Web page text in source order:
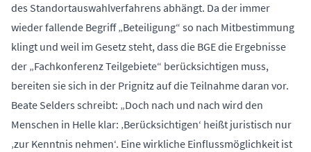
des Standortauswahlverfahrens abhängt. Da der immer
wieder fallende Begriff „Beteiligung“ so nach Mitbestimmung
klingt und weil im Gesetz steht, dass die BGE die Ergebnisse
der „Fachkonferenz Teilgebiete“ berücksichtigen muss,
bereiten sie sich in der Prignitz auf die Teilnahme daran vor.
Beate Selders schreibt: „Doch nach und nach wird den
Menschen in Helle klar: ‚Berücksichtigen‘ heißt juristisch nur
‚zur Kenntnis nehmen‘. Eine wirkliche Einflussmöglichkeit ist